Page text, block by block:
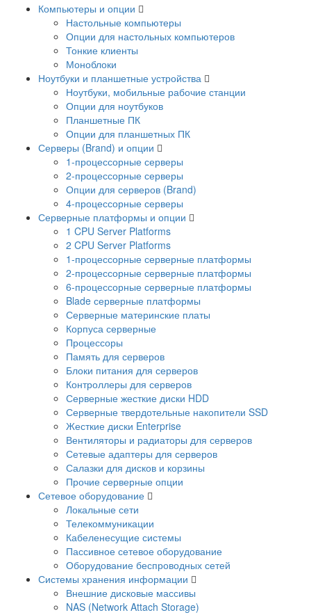
Компьютеры и опции
Настольные компьютеры
Опции для настольных компьютеров
Тонкие клиенты
Моноблоки
Ноутбуки и планшетные устройства
Ноутбуки, мобильные рабочие станции
Опции для ноутбуков
Планшетные ПК
Опции для планшетных ПК
Серверы (Brand) и опции
1-процессорные серверы
2-процессорные серверы
Опции для серверов (Brand)
4-процессорные серверы
Серверные платформы и опции
1 CPU Server Platforms
2 CPU Server Platforms
1-процессорные серверные платформы
2-процессорные серверные платформы
6-процессорные серверные платформы
Blade серверные платформы
Серверные материнские платы
Корпуса серверные
Процессоры
Память для серверов
Блоки питания для серверов
Контроллеры для серверов
Серверные жесткие диски HDD
Серверные твердотельные накопители SSD
Жесткие диски Enterprise
Вентиляторы и радиаторы для серверов
Сетевые адаптеры для серверов
Салазки для дисков и корзины
Прочие серверные опции
Сетевое оборудование
Локальные сети
Телекоммуникации
Кабеленесущие системы
Пассивное сетевое оборудование
Оборудование беспроводных сетей
Системы хранения информации
Внешние дисковые массивы
NAS (Network Attach Storage)